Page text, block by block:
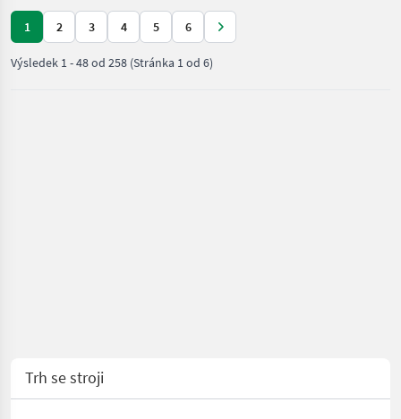
Granit
1 2 3 4 5 6
Výsledek 1-48od 258 (Stránka 1 od 6)
Trh se stroji